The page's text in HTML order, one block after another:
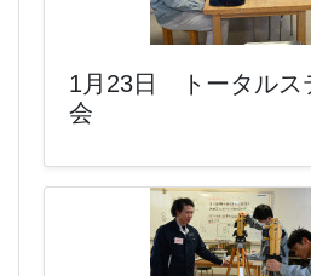
1月23日 トータルス
会